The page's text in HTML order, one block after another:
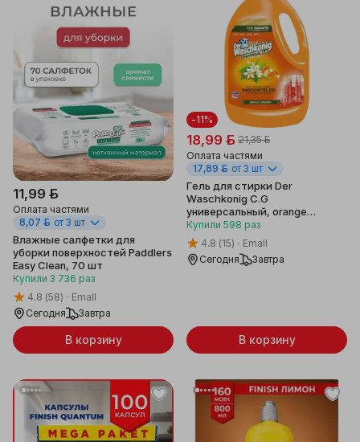
11,99 ƃ
Оплата частями
8,07 ƃ от 3 шт
Влажные салфетки для
уборки поверхностей Paddlers
Easy Clean, 70 шт
Купили 3 736 раз
4.8 (58)
Emall
Сегодня
Завтра
В корзину
-11%
18,99 ƃ 21,35 ƃ
Оплата частями
17,89 ƃ от 3 шт
Гель для стирки Der
Waschkonig C.G
универсальный, orange
spanien, 3.305 л
Купили 598 раз
4.8 (15)
Emall
Сегодня
Завтра
В корзину